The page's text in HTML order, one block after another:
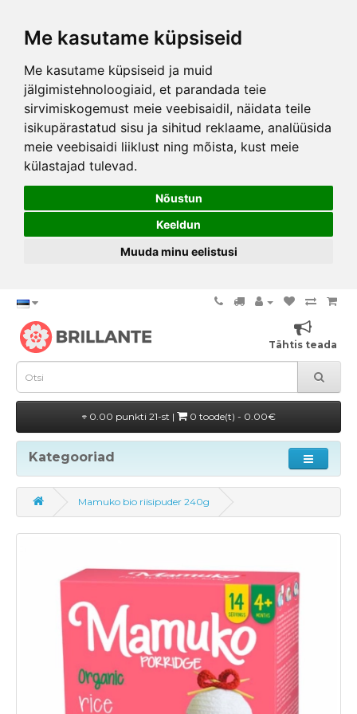
Me kasutame küpsiseid
Me kasutame küpsiseid ja muid
jälgimistehnoloogiaid, et parandada teie
sirvimiskogemust meie veebisaidil, näidata teile
isikupärastatud sisu ja sihitud reklaame, analüüsida
meie veebisaidi liiklust ning mõista, kust meie
külastajad tulevad.
Nõustun
Keeldun
Muuda minu eelistusi
Tähtis teada
0.00 punkti 21-st | 0 toode(t) - 0.00€
Kategooriad
Mamuko bio riisipuder 240g